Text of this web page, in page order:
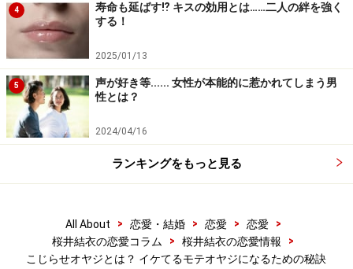
女性は、日頃のスマートでダンディな態度から一変して
器の小さい「こじらせオヤジ」になった男性を見ると、
内心思い切り引いてしまいます。「ああ残念！ 普段カッ
コイイだけに超ショック！ あなたが気にしていること、
女性は全く気にしてませんから！ だから、そんなこと気
にしないでもっと堂々としてほしいな」。これが女性の
世が遅くても、稼ぎが少なくても、カッコ良くなくて
も、男性が思うほど女性は気にしていないものです。そ
4
寿命も延ばす⁉ キスの効用とは……二人の絆を強く
する！
2025/01/13
5
声が好き等...... 女性が本能的に惹かれてしまう男
性とは？
2024/04/16
ランキングをもっと見る
All About > 恋愛・結婚 > 恋愛 > 恋愛
>
桜井結衣の恋愛コラム
> 桜井結衣の恋愛情報
>
こじらせオヤジとは？ イケてるモテオヤジになるための秘訣